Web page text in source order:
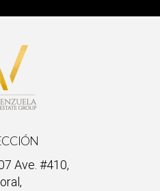
Ave. #410,